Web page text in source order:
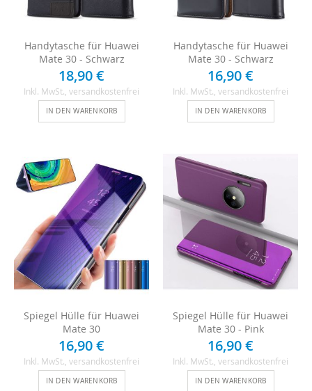
Handytasche für Huawei
Mate 30 - Schwarz
18,90 €
Inkl. MwSt., versandkostenfrei
IN DEN WARENKORB
Handytasche für Huawei
Mate 30 - Schwarz
16,90 €
Inkl. MwSt., versandkostenfrei
IN DEN WARENKORB
Spiegel Hülle für Huawei
Mate 30
16,90 €
Inkl. MwSt. , versandkostenfrei
IN DEN WARENKORB
Spiegel Hülle für Huawei
Mate 30 - Pink
16,90 €
Inkl. MwSt. , versandkostenfrei
IN DEN WARENKORB